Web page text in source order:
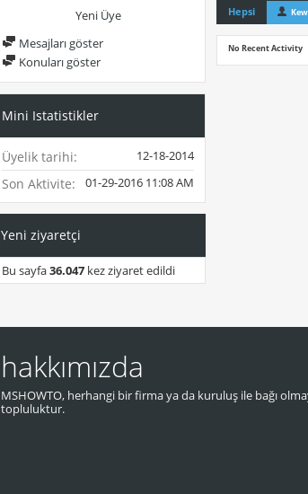
Yeni Üye
Mesajları göster
Konuları göster
Mini Istatistikler
Üyelik tarihi 12-18-2014
Son Aktivite 01-29-2016 11:08 AM
Yeni ziyaretçi
Bu sayfa36.047 kez ziyaret edildi
Hepsi
No Recent Activity
hakkımızda
MSHOWTO, herhangi bir firma ya da kuruluş ile bağı
topluluktur.